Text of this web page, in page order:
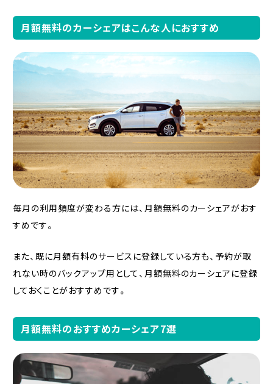
月額無料のカーシェアはこんな人におすすめ
毎月の利用頻度が変わる方には、月額無料のカーシェアがおす
すめです。
また、既に月額有料のサービスに登録している方も、予約が取
れない時のバックアップ用として、月額無料のカーシェアに登録
しておくことがおすすめです。
月額無料のおすすめカーシェア7選